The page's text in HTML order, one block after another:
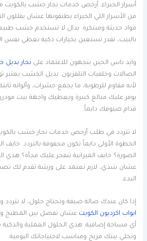
أسرار الخبراء: أرخص خدمات نجار خشب بالكويت
من الأسرار اللي الخبراء يطبقونها عشان يقللون
مواد حديثة ومبتكرة. بدال لا تستخدم خشب
بالبيت، تقدر تستعين بخيارات ذكية تعطي نفس
وايد ناس الحين يتجهون للاعتماد على نجار
الصالات وخلفيات التلفزيون. بديل الخشب يعتبر
لأنه مقاوم للرطوبة، ما يجمع حشرات، وألوانه
يوفر عليك مبالغ كبيرة ويعطيك واجهة بيت
قدام ضيوفك دايماً.
لا تتردد في طلب أرخص خدمات نجار خشب
الخطوة الأولى دايماً تكون محفوفة بالتردد.
الصورة؟ خايف الميزانية تنفجر عليك فجأة؟ هذي
عشان شذي، لازم تعتمد على ورشة تقدم لك
البدء.
إذا كان عندك صالة ضيقة وتحتاج حلول، لا
ابواب اكرديون الكويت عشان تفصل بين المطبخ
أي مساحة إضافية. هذي الحلول العملية
وتخلي بيتك مريح ومناسب لاحتياجاتك اليومية.